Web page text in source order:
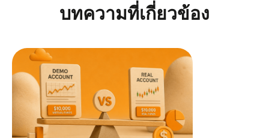
บทความที่เกี่ยวข้อง